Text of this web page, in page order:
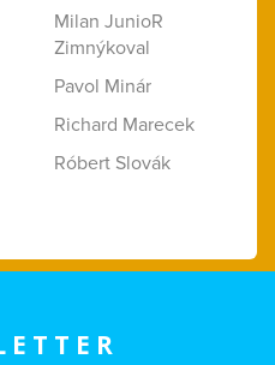
Milan JunioR
Zimnýkoval
Pavol Minár
Richard Marecek
Róbert Slovák